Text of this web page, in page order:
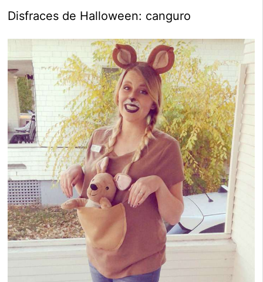
Disfraces de Halloween: canguro